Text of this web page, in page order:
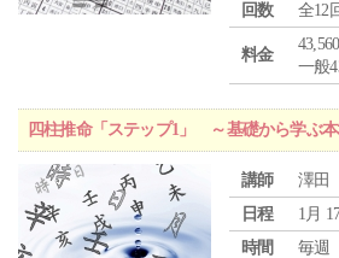
回数
全12
料金
一般
四柱推命「ステップ1」 ～基礎から学ぶ
講師
澤田
日程
1月
時間
毎週